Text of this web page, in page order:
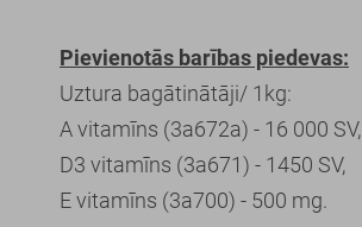
Pievienotās barības piedevas:
Uztura bagātinātāji/ 1kg:
A vitamīns (3a672a) - 16 000 SV,
D3 vitamīns (3a671) - 1450 SV,
E vitamīns (3a700) - 500 mg.